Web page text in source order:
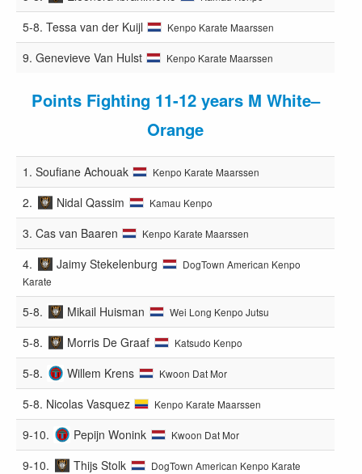
5-8. Tessa van der Kuijl Kenpo Karate Maarssen
9. Genevieve Van Hulst Kenpo Karate Maarssen
Points Fighting 11-12 years M White–
Orange
1. Soufiane Achouak Kenpo Karate Maarssen
2. Nidal Qassim Kamau Kenpo
3. Cas van Baaren Kenpo Karate Maarssen
4. Jaimy Stekelenburg
DogTown American Kenpo
Karate
5-8. Mikail Huisman Wei Long Kenpo Jutsu
5-8. Morris De Graaf Katsudo Kenpo
5-8. Willem Krens Kwoon Dat Mor
5-8. Nicolas Vasquez Kenpo Karate Maarssen
9-10. Pepijn Wonink Kwoon Dat Mor
9-10. Thijs Stolk DogTown American Kenpo Karate